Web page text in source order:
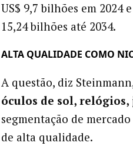
US$ 9,7 bilhões em 2024
15,24 bilhões até 2034.
ALTA QUALIDADE COMO
A questão, diz
óculos de sol, relógios,
segmentação de
de alta qualidade.